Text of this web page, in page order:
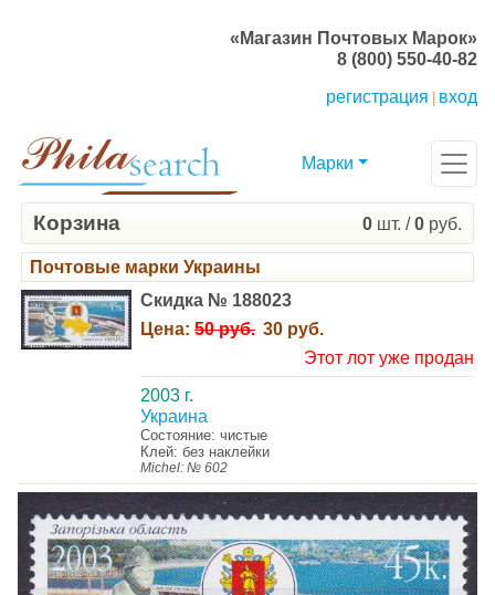
«Магазин Почтовых Марок»
8 (800) 550-40-82
регистрация
вход
Марки
Корзина 0 шт. /0 руб.
Почтовые марки Украины
Скидка № 188023
Цена: 50 руб. 30 руб.
Этот лот уже продан
2003 г.
Украина
Состояние: чистые
Клей: без наклейки
Michel: № 602